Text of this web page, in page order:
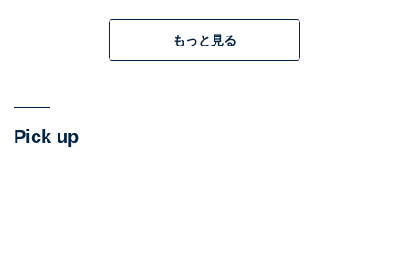
「AIが裁判官だけでなく陪審員と処刑人も兼ねている」
でハラハラさせるための設定」として、寛大な心で受け
もっと見る
Pick up